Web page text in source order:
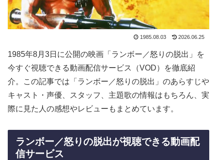
1985.08.03 2026.06.25
1985年8月3日に公開の映画「ランボー／怒りの脱出」を
今すぐ視聴できる動画配信サービス（VOD）を徹底紹
介。この記事では「ランボー／怒りの脱出」のあらすじや
キャスト・声優、スタッフ、主題歌の情報はもちろん、実
際に見た人の感想やレビューもまとめています。
ランボー／怒りの脱出が視聴できる動画配
信サービス